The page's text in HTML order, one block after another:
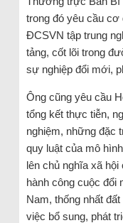
trong đó yêu cầu cơ
ĐCSVN tập trung
tảng, cốt lõi trong
sự nghiệp đổi mới,
Ông cũng yêu cầu
tổng kết thực tiễn,
nghiệm, những đặc
quy luật của mô
lên chủ nghĩa xã
hành công cuộc đổi
Nam, thống nhất
việc bổ sung, phát